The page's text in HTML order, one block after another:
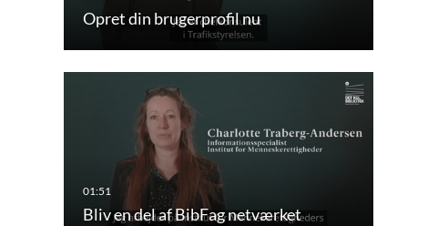
Opret din brugerprofil nu
Bliv en del af BibFag netværket